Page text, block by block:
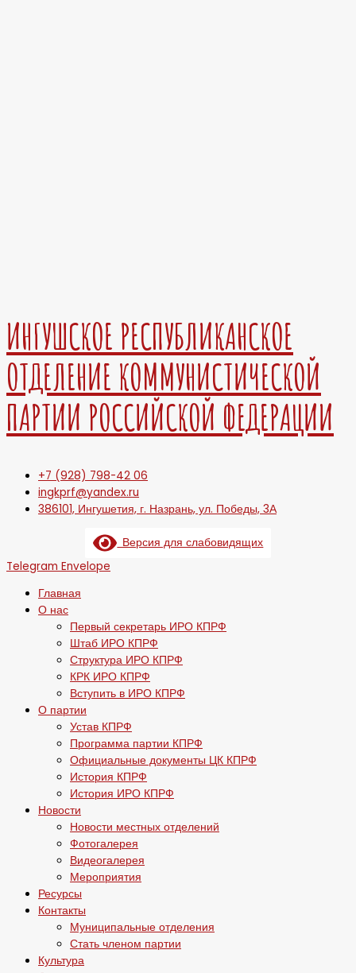
ИНГУШСКОЕ РЕСПУБЛИКАНСКОЕ
ОТДЕЛЕНИЕ КОММУНИСТИЧЕСКОЙ
ПАРТИИ РОССИЙСКОЙ ФЕДЕРАЦИИ
+7 (928) 798-42 06
ingkprf@yandex.ru
386101, Ингушетия, г. Назрань, ул. Победы, 3А
Версия для слабовидящих
Telegram Envelope
Главная
О нас
Первый секретарь ИРО КПРФ
Штаб ИРО КПРФ
Структура ИРО КПРФ
КРК ИРО КПРФ
Вступить в ИРО КПРФ
О партии
Устав КПРФ
Программа партии КПРФ
Официальные документы ЦК КПРФ
История КПРФ
История ИРО КПРФ
Новости
Новости местных отделений
Фотогалерея
Видеогалерея
Мероприятия
Ресурсы
Контакты
Муниципальные отделения
Стать членом партии
Культура